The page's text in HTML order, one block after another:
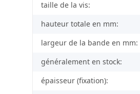
taille de la vis:
hauteur totale en mm:
largeur de la bande en mm:
généralement en stock:
épaisseur (fixation):